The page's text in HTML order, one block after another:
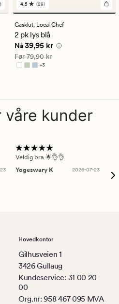
29
anmeldelser
med
en
gjennomsnittlig
vurdering
på
4.5
4.5 (29)
Gasklut, Local Chef
2 pk lys blå
Nåværende pris
Nå39,95 kr
Vanlig pris 79,90 kr
Før79,90 kr
+3
Tilgjengelig i flere farger
våre kunder
Veldig bra 🌟👌👌
Yogeswary K
2026-07-23
Hovedkontor
Gilhusveien 1
3426 Gullaug
Kundeservice: 31 00 20
00
Org.nr: 958 467 095 MVA